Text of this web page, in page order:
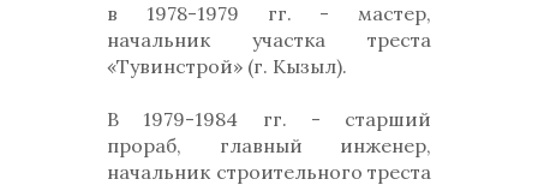
в 1978-1979 гг. - мастер,
начальник участка треста
«Тувинстрой» (г. Кызыл).
В 1979-1984 гг. - старший
прораб, главный инженер,
начальник строительного треста